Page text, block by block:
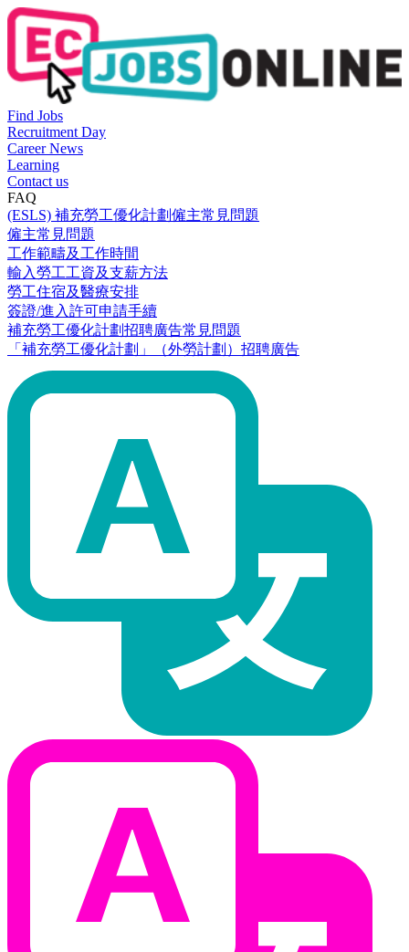
Find Jobs
Recruitment Day
Career News
Learning
Contact us
FAQ
(ESLS) 補充勞工優化計劃僱主常見問題
僱主常見問題
工作範疇及工作時間
輸入勞工工資及支薪方法
勞工住宿及醫療安排
簽證/進入許可申請手續
補充勞工優化計劃招聘廣告常見問題
「補充勞工優化計劃」（外勞計劃）招聘廣告